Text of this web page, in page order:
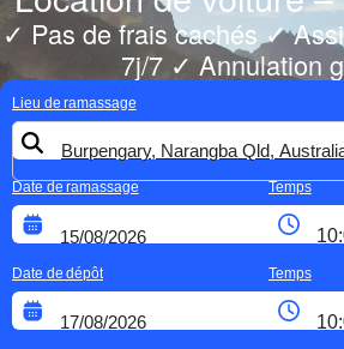
✓ Pas de frais cachés ✓
7j/7 ✓ Annulation
Lieu de ramassage
Date de ramassage Temps
Date de dépôt Temps